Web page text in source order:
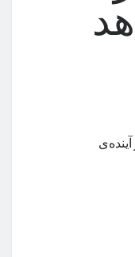
نیتی؛ پرچمدار آینده‌ی